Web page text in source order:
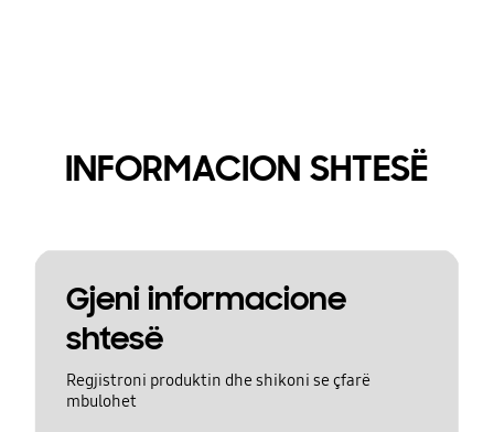
INFORMACION SHTESË
Gjeni informacione
shtesë
Regjistroni produktin dhe shikoni se çfarë
mbulohet